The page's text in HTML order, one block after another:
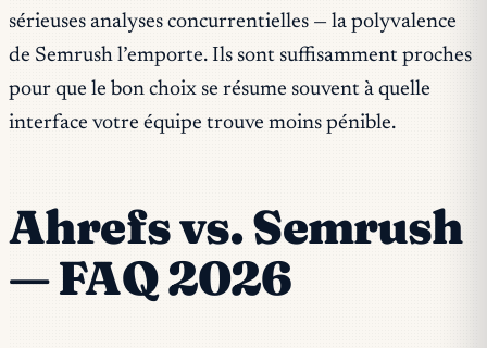
sérieuses analyses concurrentielles — la polyvalence
de Semrush l’emporte. Ils sont suffisamment proches
pour que le bon choix se résume souvent à quelle
interface votre équipe trouve moins pénible.
Ahrefs vs. Semrush
— FAQ 2026